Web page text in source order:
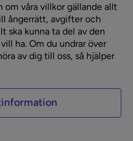
om våra villkor gällande allt
ångerrätt, avgifter och
ska kunna ta del av den
ha. Om du undrar över
av dig till oss, så hjälper